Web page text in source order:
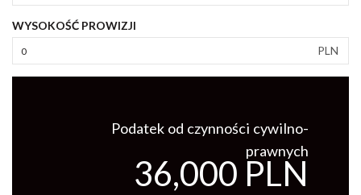
WYSOKOŚĆ PROWIZJI
PLN
Podatek od czynności cywilno-
prawnych
36,000 PLN